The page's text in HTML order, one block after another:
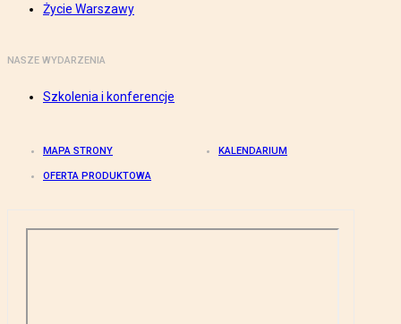
Życie Warszawy
NASZE WYDARZENIA
Szkolenia i konferencje
MAPA STRONY KALENDARIUM
OFERTA PRODUKTOWA